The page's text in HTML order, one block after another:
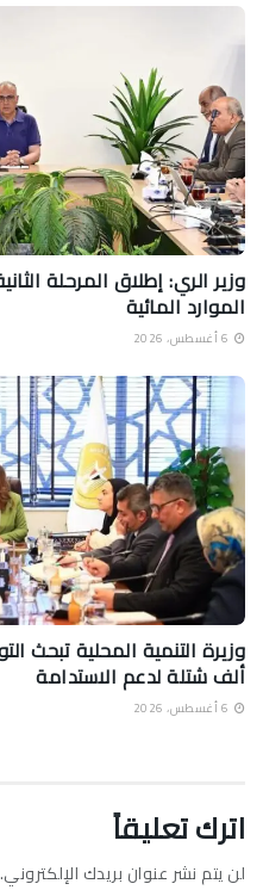
الموارد المائية
ألف شتلة لدعم الاستدامة
اترك تعليقاً
لن يتم نشر عنوان بريدك الإلكتروني.